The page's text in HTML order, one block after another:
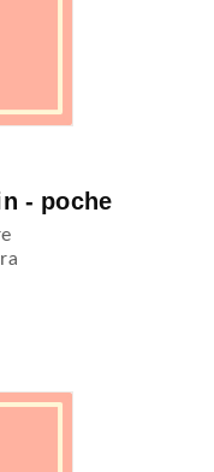
- poche